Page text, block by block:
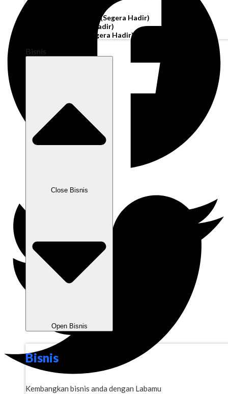
(Segera Hadir)
(Segera Hadir)
(Segera Hadir)
Bisnis
Close Bisnis
Open Bisnis
Bisnis
Kembangkan bisnis anda dengan Labamu